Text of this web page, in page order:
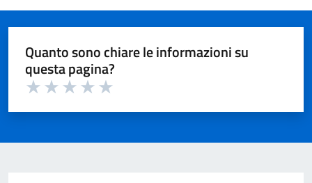
Quanto sono chiare le informazioni su
questa pagina?